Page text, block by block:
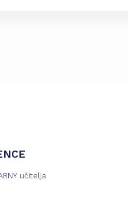
učitelja